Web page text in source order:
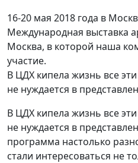
16-20 мая 2018 года в
Международная выставка
Москва, в которой наша
участие.
В ЦДХ кипела жизнь все
не нуждается в
В ЦДХ кипела жизнь все
не нуждается в
программа настолько
стали интересоваться не